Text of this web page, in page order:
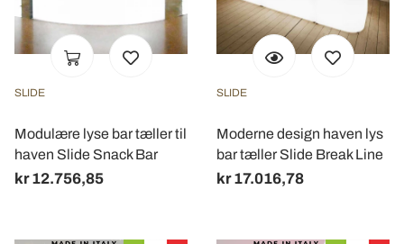
SLIDE
Modulære lyse bar tæller til
haven Slide Snack Bar
kr 12.756,85
SLIDE
Moderne design haven lys
bar tæller Slide Break Line
kr 17.016,78